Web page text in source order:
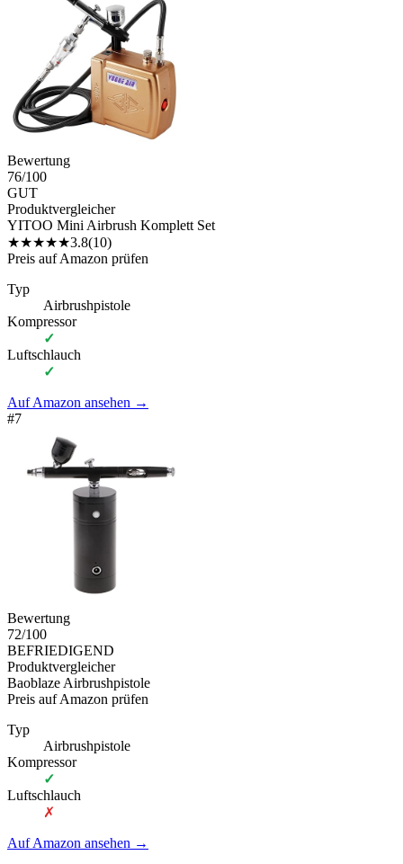
Bewertung
76/100
GUT
Produktvergleicher
YITOO Mini Airbrush Komplett Set
★★★★★3.8(10)
Preis auf Amazon prüfen
Typ
Airbrushpistole
Kompressor
✓
Luftschlauch
✓
Auf Amazon ansehen →
#7
Bewertung
72/100
BEFRIEDIGEND
Produktvergleicher
Baoblaze Airbrushpistole
Preis auf Amazon prüfen
Typ
Airbrushpistole
Kompressor
✓
Luftschlauch
✗
Auf Amazon ansehen →